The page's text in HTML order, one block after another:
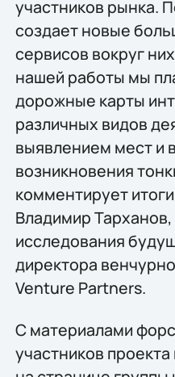
участников рынка.
создает новые
сервисов вокруг
нашей работы мы
дорожные карты
различных видов
выявлением мест и
возникновения
комментирует
Владимир
исследования
директора
Venture Partners.
С материалами
участников